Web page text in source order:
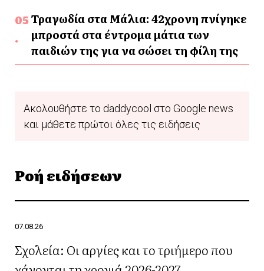
Τραγωδία στα Μάλια: 42χρονη πνίγηκε
μπροστά στα έντρομα μάτια των
παιδιών της για να σώσει τη φίλη της
Ακολουθήστε το daddycool στο Google news
και μάθετε πρώτοι όλες τις ειδήσεις
Ροή ειδήσεων
07.08.26
Σχολεία: Οι αργίες και το τριήμερο που